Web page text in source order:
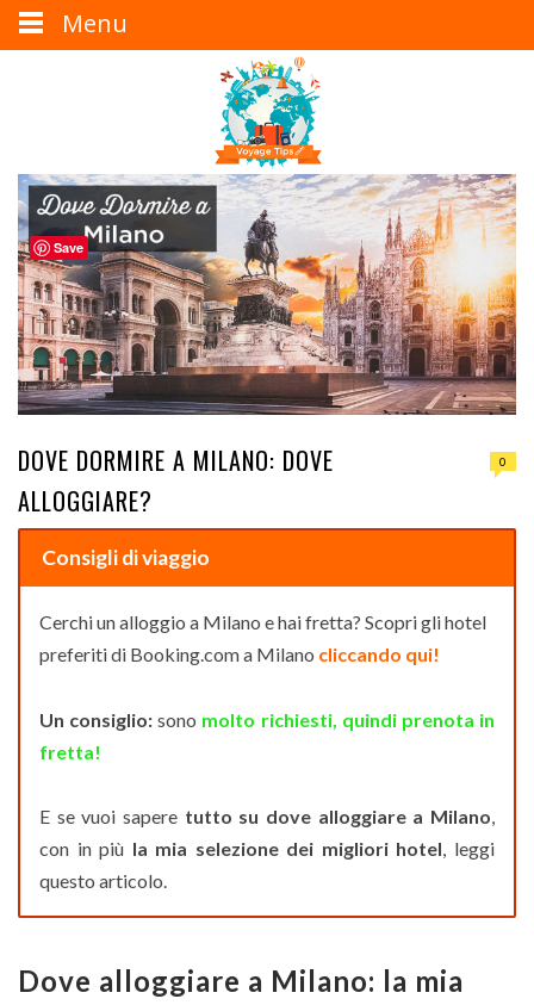
DOVE DORMIRE A MILANO: DOVE
ALLOGGIARE?
0
Consigli di viaggio
Cerchi un alloggio a Milano e hai fretta? Scopri gli hotel
preferiti di Booking.com a Milano cliccando qui!
Un consiglio: sono molto richiesti, quindi prenota in
fretta!
E se vuoi sapere tutto su dove alloggiare a Milano,
con in più la mia selezione dei migliori hotel, leggi
questo articolo.
Dove alloggiare a Milano: la mia
Menu
Save